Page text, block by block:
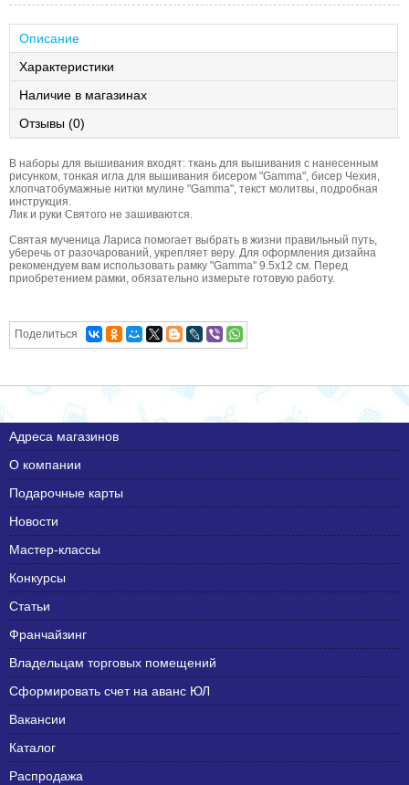
Описание
Характеристики
Наличие в магазинах
Отзывы (0)
В наборы для вышивания входят: ткань для вышивания с нанесенным
рисунком, тонкая игла для вышивания бисером "Gamma", бисер Чехия,
хлопчатобумажные нитки мулине "Gamma", текст молитвы, подробная
инструкция.
Лик и руки Святого не зашиваются.
Святая мученица Лариса помогает выбрать в жизни правильный путь,
уберечь от разочарований, укрепляет веру. Для оформления дизайна
рекомендуем вам использовать рамку "Gamma" 9.5х12 см. Перед
приобретением рамки, обязательно измерьте готовую работу.
Поделиться
Адреса магазинов
О компании
Подарочные карты
Новости
Мастер-классы
Конкурсы
Статьи
Франчайзинг
Владельцам торговых помещений
Сформировать счет на аванс ЮЛ
Вакансии
Каталог
Распродажа